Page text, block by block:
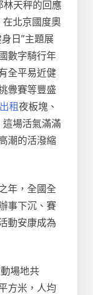
林天秤的回應
在北京國度奧
日”主題展
數字騎行年
全平易近健
釁賽等豐盛
租夜板塊、
場活氣滿滿
潮的活潑縮
年，全國全
事下沉、賽
動安康成為
場地共
方米，人均